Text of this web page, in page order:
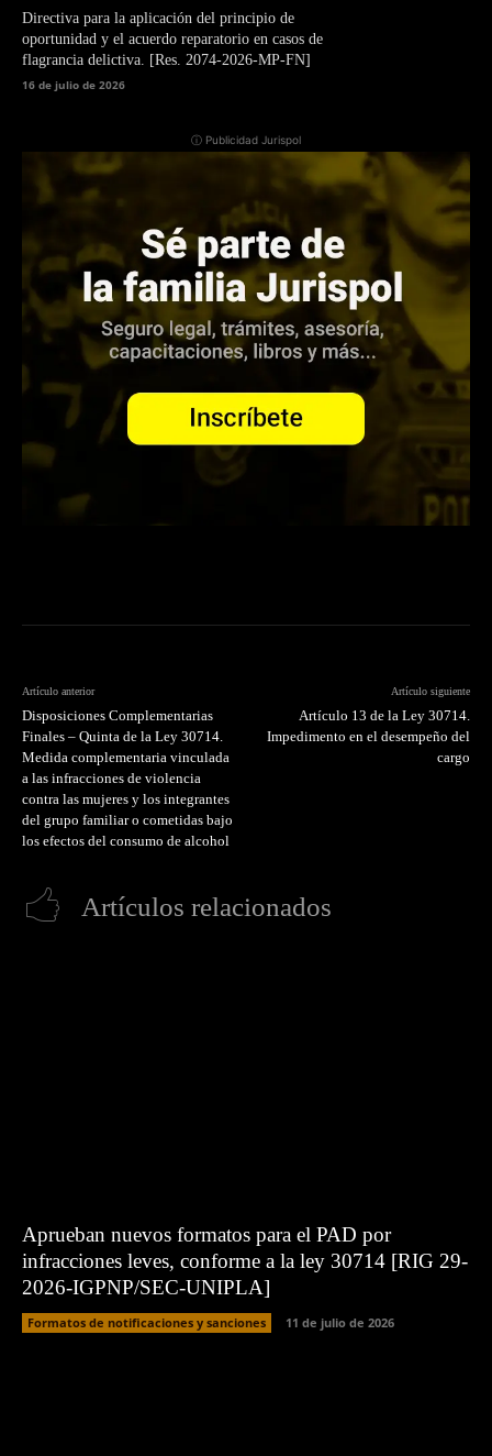
Directiva para la aplicación del principio de
oportunidad y el acuerdo reparatorio en casos de
flagrancia delictiva. [Res. 2074-2026-MP-FN]
16 de julio de 2026
ⓘ Publicidad Jurispol
Artículo anterior
Disposiciones Complementarias
Finales – Quinta de la Ley 30714.
Medida complementaria vinculada
a las infracciones de violencia
contra las mujeres y los integrantes
del grupo familiar o cometidas bajo
los efectos del consumo de alcohol
Artículo siguiente
Artículo 13 de la Ley 30714.
Impedimento en el desempeño del
cargo
Artículos relacionados
Aprueban nuevos formatos para el PAD por
infracciones leves, conforme a la ley 30714 [RIG 29-
2026-IGPNP/SEC-UNIPLA]
Formatos de notificaciones y sanciones 11 de julio de 2026